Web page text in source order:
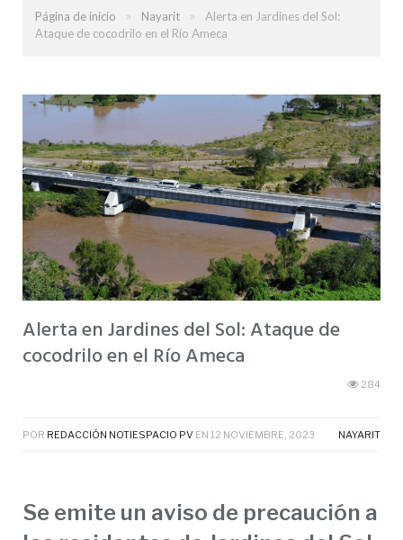
Página de inicio » Nayarit »
Alerta en Jardines del Sol:
Ataque de cocodrilo en el Río Ameca
Alerta en Jardines del Sol: Ataque de
cocodrilo en el Río Ameca
284
POR REDACCIÓN NOTIESPACIO PV EN 12 NOVIEMBRE, 2023 NAYARIT
Se emite un aviso de precaución a